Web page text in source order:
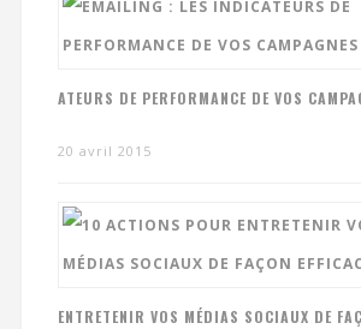
ATEURS DE PERFORMANCE DE VOS
20 avril 2015
ENTRETENIR VOS MÉDIAS SOCIAUX DE